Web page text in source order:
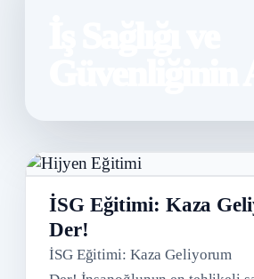
İSG Eğitimi: Kaza
Der!
İSG Eğitimi: Kaza Geliyorum